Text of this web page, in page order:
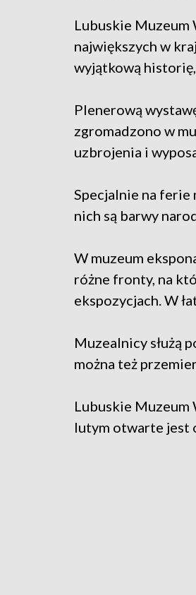
Lubuskie Muzeum
największych w
wyjątkową
Plenerową
zgromadzono w
uzbrojenia i
Specjalnie na ferie
nich są barwy
W muzeum
różne fronty, na
ekspozycjach. W
Muzealnicy służą
można też
Lubuskie
lutym otwarte jest